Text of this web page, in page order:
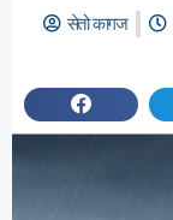
सेतो कागज